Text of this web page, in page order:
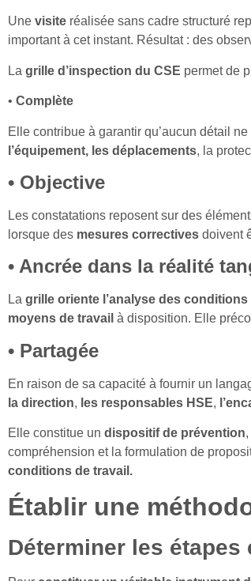
Une visite réalisée sans cadre structuré
important à cet instant. Résultat : des
La grille d’inspection du CSE permet de
• Complète
Elle contribue à garantir qu’aucun détail ne
l’équipement, les déplacements, la
• Objective
Les constatations reposent sur des
lorsque des mesures correctives doivent
• Ancrée dans la réalité
La grille oriente l’analyse des conditions
moyens de travail à disposition. Elle
• Partagée
En raison de sa capacité à fournir un
la direction, les responsables HSE,
Elle constitue un dispositif de prévention
compréhension et la formulation de
conditions de travail.
Établir une
Déterminer les